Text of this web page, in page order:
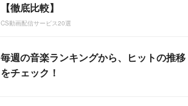
【徹底比較】
CS動画配信サービス20選
毎週の音楽ランキングから、ヒットの推移
をチェック！